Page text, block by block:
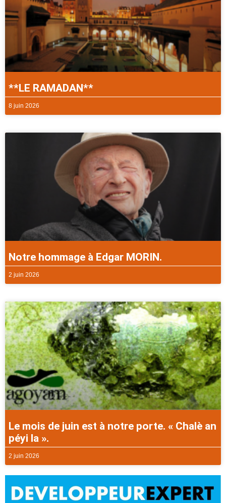
**LE RAMADAN**
8 juin 2026
Notre hommage à Edgar MORIN.
2 juin 2026
Le mois de juin est à notre porte. « Chalè an
péyi la ».
2 juin 2026